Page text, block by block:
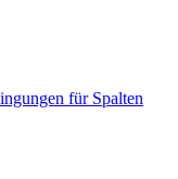
für Spalten